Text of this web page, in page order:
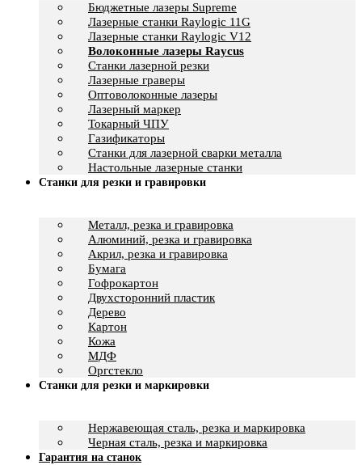
Бюджетные лазеры Supreme
Лазерные станки Raylogic 11G
Лазерные станки Raylogic V12
Волоконные лазеры Raycus
Станки лазерной резки
Лазерные граверы
Оптоволоконные лазеры
Лазерный маркер
Токарный ЧПУ
Газификаторы
Cтанки для лазерной сварки металла
Настольные лазерные станки
Станки для резки и гравировки
Металл, резка и гравировка
Алюминий, резка и гравировка
Акрил, резка и гравировка
Бумага
Гофрокартон
Двухсторонний пластик
Дерево
Картон
Кожа
МДФ
Оргстекло
Станки для резки и маркировки
Нержавеющая сталь, резка и маркировка
Черная сталь, резка и маркировка
Гарантия на станок